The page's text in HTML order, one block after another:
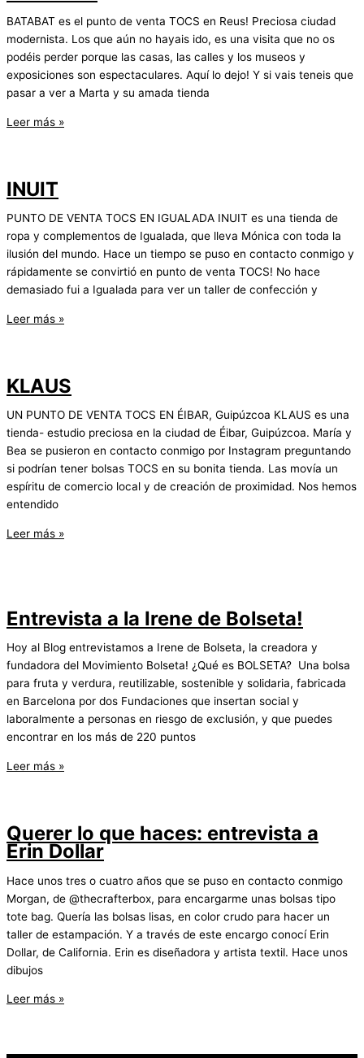
BATABAT es el punto de venta TOCS en Reus! Preciosa ciudad
modernista. Los que aún no hayais ido, es una visita que no os
podéis perder porque las casas, las calles y los museos y
exposiciones son espectaculares. Aquí lo dejo! Y si vais teneis que
pasar a ver a Marta y su amada tienda
BATABAT
Leer más »
INUIT
PUNTO DE VENTA TOCS EN IGUALADA INUIT es una tienda de
ropa y complementos de Igualada, que lleva Mónica con toda la
ilusión del mundo. Hace un tiempo se puso en contacto conmigo y
rápidamente se convirtió en punto de venta TOCS! No hace
demasiado fui a Igualada para ver un taller de confección y
INUIT
Leer más »
KLAUS
UN PUNTO DE VENTA TOCS EN ÉIBAR, Guipúzcoa KLAUS es una
tienda- estudio preciosa en la ciudad de Éibar, Guipúzcoa. María y
Bea se pusieron en contacto conmigo por Instagram preguntando
si podrían tener bolsas TOCS en su bonita tienda. Las movía un
espíritu de comercio local y de creación de proximidad. Nos hemos
entendido
KLAUS
Leer más »
Entrevista a la Irene de Bolseta!
Hoy al Blog entrevistamos a Irene de Bolseta, la creadora y
fundadora del Movimiento Bolseta! ¿Qué es BOLSETA? Una bolsa
para fruta y verdura, reutilizable, sostenible y solidaria, fabricada
en Barcelona por dos Fundaciones que insertan social y
laboralmente a personas en riesgo de exclusión, y que puedes
encontrar en los más de 220 puntos
Entrevista
de
Bolseta!
Leer más »
Querer lo que haces: entrevista a
Erin Dollar
Hace unos tres o cuatro años que se puso en contacto conmigo
Morgan, de @thecrafterbox, para encargarme unas bolsas tipo
tote bag. Quería las bolsas lisas, en color crudo para hacer un
taller de estampación. Y a través de este encargo conocí Erin
Dollar, de California. Erin es diseñadora y artista textil. Hace unos
dibujos
Querer
haces:
Leer más »